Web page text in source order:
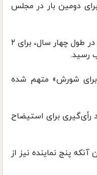
دومین بار در مجلس
به گزارش ایرنا، دونالد ترامپ تنها رئیس جمهوری تاریخ آمریکا خواهد بود که در طول چهار سال، برای ۲
شورش» متهم شده
چهارشنبه وارد رأی‌گیری برای استیضاح
پنج نماینده نیز از